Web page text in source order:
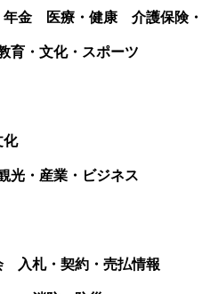
金 医療・健康
介護保険
育・文化・スポーツ
光・産業・ビジネス
入札・契約・売払情報